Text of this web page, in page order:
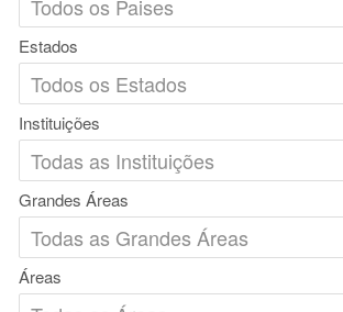
Estados
Instituições
Grandes Áreas
Áreas